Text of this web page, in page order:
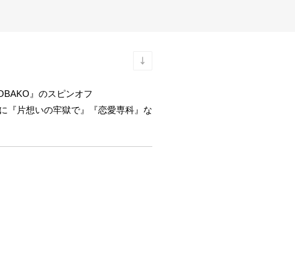
』のスピンオフ
『片想いの牢獄で』『恋愛専科』な